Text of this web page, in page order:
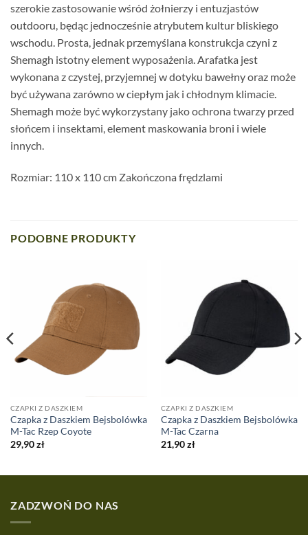
szerokie zastosowanie wśród żołnierzy i entuzjastów
outdooru, będąc jednocześnie atrybutem kultur bliskiego
wschodu. Prosta, jednak przemyślana konstrukcja czyni z
Shemagh istotny element wyposażenia. Arafatka jest
wykonana z czystej, przyjemnej w dotyku bawełny oraz może
być używana zarówno w ciepłym jak i chłodnym klimacie.
Shemagh może być wykorzystany jako ochrona twarzy przed
słońcem i insektami, element maskowania broni i wiele
innych.
Rozmiar: 110 x 110 cm Zakończona frędzlami
PODOBNE PRODUKTY
CZAPKI Z DASZKIEM
Czapka z Daszkiem Bejsbolówka
M-Tac Rzep Coyote
29,90zł
CZAPKI Z DASZKIEM
Czapka z Daszkiem Bejsbolówka
M-Tac Czarna
21,90zł
ZADZWOŃ DO NAS